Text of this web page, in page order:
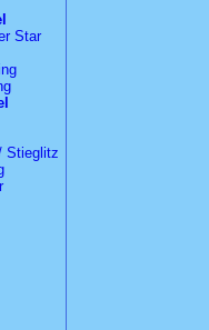
Star
Stieglitz